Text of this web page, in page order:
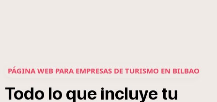
PÁGINA WEB PARA EMPRESAS DE TURISMO EN BILBAO
Todo lo que incluyetu